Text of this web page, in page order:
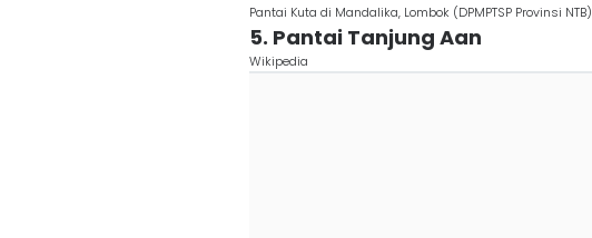
Pantai Kuta di Mandalika, Lombok (DPMPTSP Provinsi NTB)
5. Pantai Tanjung Aan
Wikipedia